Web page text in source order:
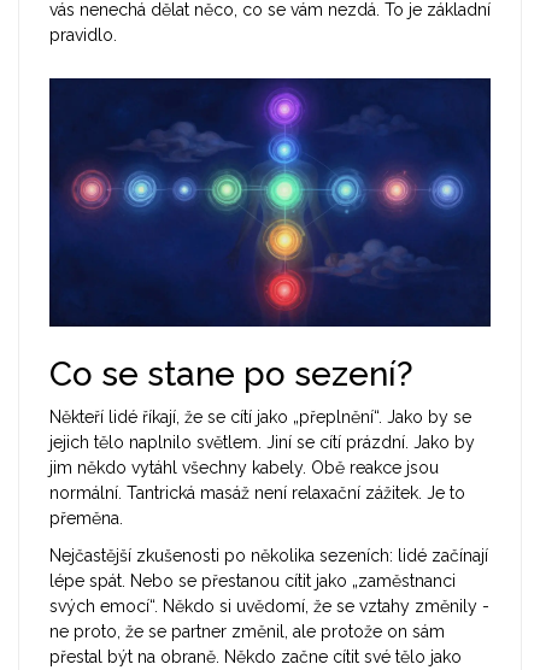
vás nenechá dělat něco, co se vám nezdá. To je základní
pravidlo.
Co se stane po sezení?
Někteří lidé říkají, že se cítí jako „přeplnění“. Jako by se
jejich tělo naplnilo světlem. Jiní se cítí prázdní. Jako by
jim někdo vytáhl všechny kabely. Obě reakce jsou
normální. Tantrická masáž není relaxační zážitek. Je to
přeměna.
Nejčastější zkušenosti po několika sezeních: lidé začínají
lépe spát. Nebo se přestanou cítit jako „zaměstnanci
svých emocí“. Někdo si uvědomí, že se vztahy změnily -
ne proto, že se partner změnil, ale protože on sám
přestal být na obraně. Někdo začne cítit své tělo jako